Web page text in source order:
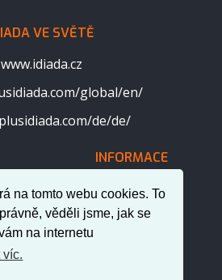
na tomto webu cookies. To
věděli jsme, jak se
na internetu
víc.
VE SVĚTĚ
www.idiada.cz
global/en/
de/de/
INFORMACE
Aktuality
Kontakty